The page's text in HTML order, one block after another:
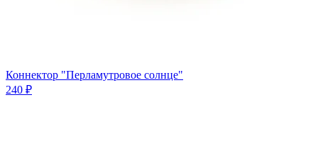
Коннектор "Перламутровое солнце"
240 ₽